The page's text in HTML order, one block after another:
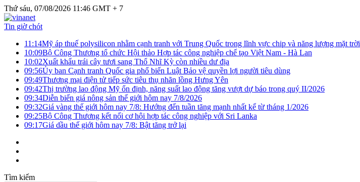
Thứ sáu, 07/08/2026 11:46 GMT + 7
Tin giờ chót
11:14Mỹ áp thuế polysilicon nhằm cạnh tranh với Trung Quốc trong lĩnh vực chip và năng lượng mặt trời
10:09Bộ Công Thương tổ chức Hội thảo Hợp tác công nghiệp chế tạo Việt Nam - Hà Lan
10:02Xuất khẩu trái cây tươi sang Thổ Nhĩ Kỳ còn nhiều dư địa
09:56Ủy ban Cạnh tranh Quốc gia phổ biến Luật Bảo vệ quyền lợi người tiêu dùng
09:49Thương mại điện tử tiếp sức tiêu thụ nhãn lồng Hưng Yên
09:42Thị trường lao động Mỹ ổn định, năng suất lao động tăng vượt dự báo trong quý II/2026
09:34Diễn biến giá nông sản thế giới hôm nay 7/8/2026
09:32Giá vàng thế giới hôm nay 7/8: Hướng đến tuần tăng mạnh nhất kể từ tháng 1/2026
09:25Bộ Công Thương kết nối cơ hội hợp tác công nghiệp với Sri Lanka
09:17Giá dầu thế giới hôm nay 7/8: Bật tăng trở lại
Tìm kiếm